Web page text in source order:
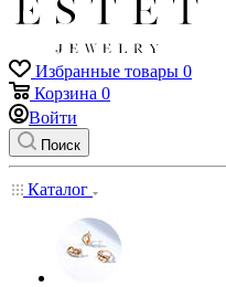
Избранные товары 0
Корзина 0
Войти
Поиск
Каталог